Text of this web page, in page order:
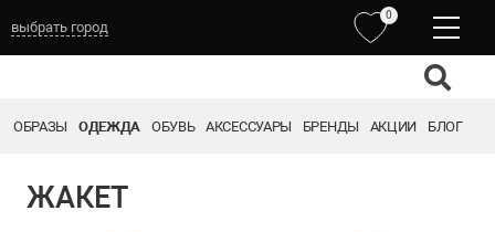
выбрать город
0
ОБРАЗЫ ОДЕЖДА ОБУВЬ АКСЕССУАРЫ БРЕНДЫ АКЦИИ БЛОГ
ЖАКЕТ